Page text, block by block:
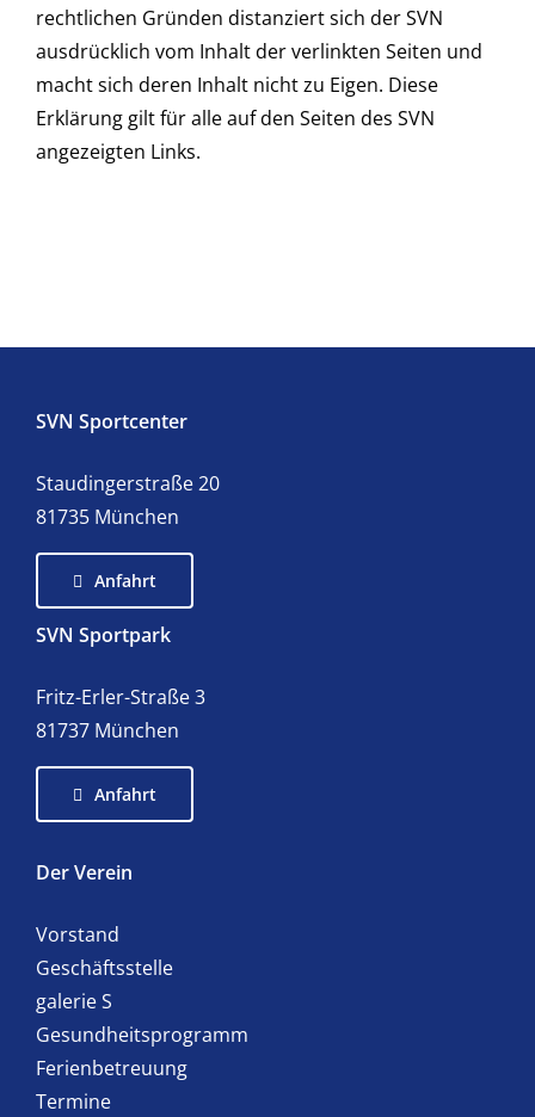
rechtlichen Gründen distanziert sich der SVN
ausdrücklich vom Inhalt der verlinkten Seiten und
macht sich deren Inhalt nicht zu Eigen. Diese
Erklärung gilt für alle auf den Seiten des SVN
angezeigten Links.
SVN Sportcenter
Staudingerstraße 20
81735 München
Anfahrt
SVN Sportpark
Fritz-Erler-Straße 3
81737 München
Anfahrt
Der Verein
Vorstand
Geschäftsstelle
galerie S
Gesundheitsprogramm
Ferienbetreuung
Termine